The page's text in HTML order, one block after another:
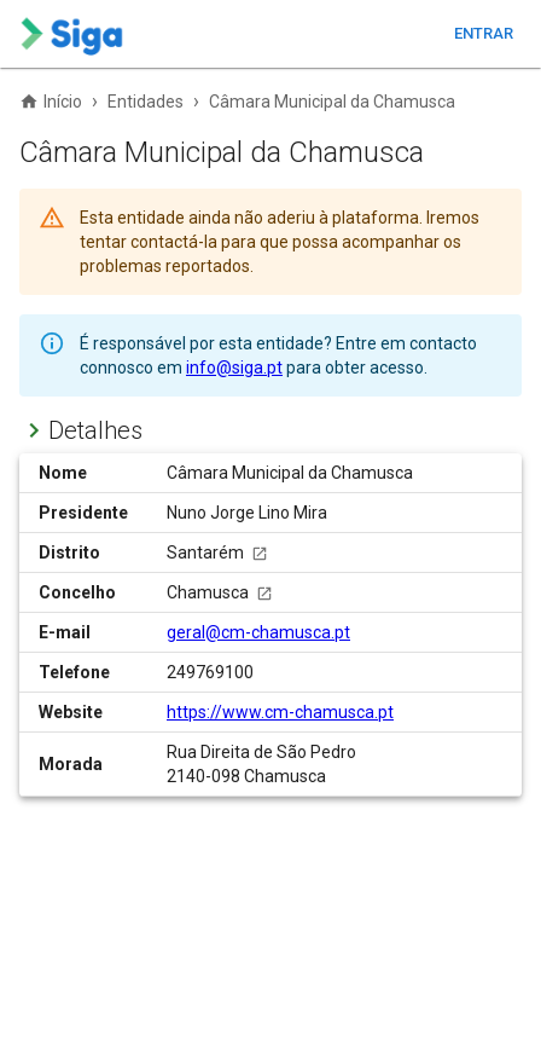
ENTRAR
Início › Entidades › Câmara Municipal da Chamusca
Câmara Municipal da Chamusca
Esta entidade ainda não aderiu à plataforma. Iremos
tentar contactá-la para que possa acompanhar os
problemas reportados.
É responsável por esta entidade? Entre em contacto
connosco em info@siga.ptpara obter acesso.
Detalhes
Nome Câmara Municipal da Chamusca
Presidente Nuno Jorge Lino Mira
Distrito Santarém
Concelho Chamusca
E-mail geral@cm-chamusca.pt
Telefone 249769100
Website https://www.cm-chamusca.pt
Morada
Rua Direita de São Pedro
2140-098 Chamusca